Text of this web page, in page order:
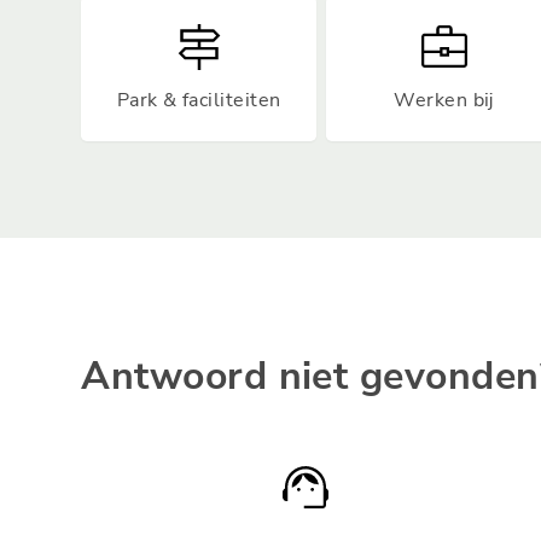
Park & faciliteiten Werken bij
Antwoord niet